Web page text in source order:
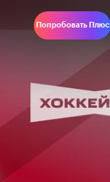
Попробовать Плюс